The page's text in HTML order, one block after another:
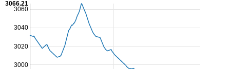
3000
3020
3040
3060
3066.21